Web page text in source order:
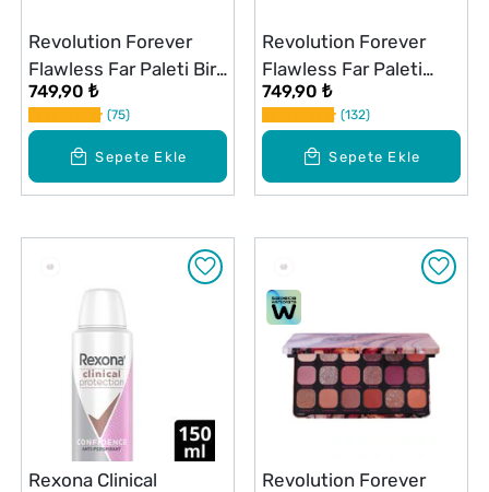
Sepete Ekle
Revolution Forever
Flawless Far Paleti Bird
of Paradise
749,90 ₺
75
Sepete Ekle
Revolution Forever
Flawless Far Paleti
Affinity
749,90 ₺
132
Rexona Clinical
Revolution Forever